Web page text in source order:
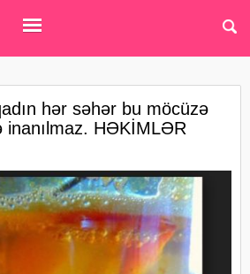
hər səhər bu möcüzə
inanılmaz. HƏKİMLƏR